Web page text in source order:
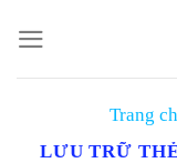
đến
nội
Trang
LƯU TRỮ